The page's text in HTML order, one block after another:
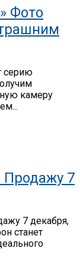
Фото
серию
камеру
Продажу 7
7 декабря,
станет